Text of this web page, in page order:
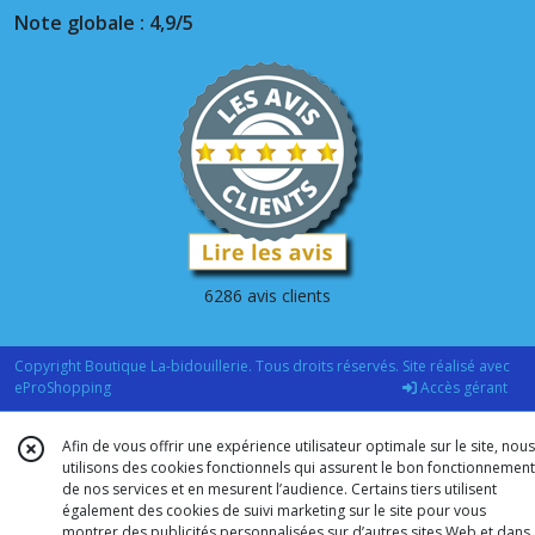
Note globale : 4,9/5
6286 avis clients
Copyright Boutique La-bidouillerie. Tous droits réservés. Site réalisé avec
eProShopping
Accès gérant
Afin de vous offrir une expérience utilisateur optimale sur le site, nous
utilisons des cookies fonctionnels qui assurent le bon fonctionnement
de nos services et en mesurent l’audience. Certains tiers utilisent
également des cookies de suivi marketing sur le site pour vous